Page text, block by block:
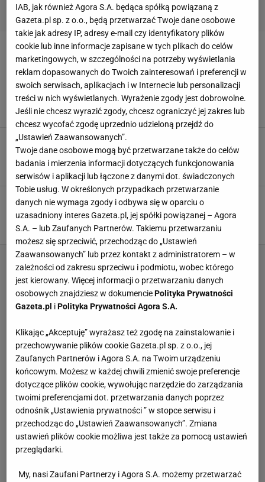
RODRIGO
Cristiano Ronaldo wydał wyrok ws. Złotej Piłki.
Żadnych złudzeń
Hubert Pawlik, 27 GRUDNIA 2024, 21:17
Carlo Ancelotti reaguje na plebiscyt Złotej
Piłki. Jaśniej się nie da
Hubert Pawlik, 29 PAŹDZIERNIKA 2024, 07:16
Real Madryt odpala bombę transferową.
Znaleźli następcę legendy
Hubert Pawlik,24 MAJA 2024, 12:51
IAB, jak również Agora S.A. będąca spółką powiązaną z
Gazeta.pl sp. z o.o., będą przetwarzać Twoje dane osobowe
takie jak adresy IP, adresy e-mail czy identyfikatory plików
cookie lub inne informacje zapisane w tych plikach do celów
marketingowych, w szczególności na potrzeby wyświetlania
reklam dopasowanych do Twoich zainteresowań i preferencji w
swoich serwisach, aplikacjach i w Internecie lub personalizacji
treści w nich wyświetlanych. Wyrażenie zgody jest dobrowolne.
Jeśli nie chcesz wyrazić zgody, chcesz ograniczyć jej zakres lub
chcesz wycofać zgodę uprzednio udzieloną przejdź do
„Ustawień Zaawansowanych”.
Twoje dane osobowe mogą być przetwarzane także do celów
badania i mierzenia informacji dotyczących funkcjonowania
serwisów i aplikacji lub łączone z danymi dot. świadczonych
Tobie usług. W określonych przypadkach przetwarzanie
danych nie wymaga zgody i odbywa się w oparciu o
uzasadniony interes Gazeta.pl, jej spółki powiązanej – Agora
S.A. – lub Zaufanych Partnerów. Takiemu przetwarzaniu
możesz się sprzeciwić, przechodząc do „Ustawień
Zaawansowanych” lub przez kontakt z administratorem – w
zależności od zakresu sprzeciwu i podmiotu, wobec którego
jest kierowany. Więcej informacji o przetwarzaniu danych
osobowych znajdziesz w dokumenciePolityka Prywatności
Gazeta.pl iPolityka Prywatności Agora S.A.
Klikając „Akceptuję” wyrażasz też zgodę na zainstalowanie i
przechowywanie plików cookie Gazeta.pl sp. z o.o., jej
Zaufanych Partnerów i Agora S.A. na Twoim urządzeniu
końcowym. Możesz w każdej chwili zmienić swoje preferencje
dotyczące plików cookie, wywołując narzędzie do zarządzania
twoimi preferencjami dot. przetwarzania danych poprzez
odnośnik „Ustawienia prywatności ” w stopce serwisu i
przechodząc do „Ustawień Zaawansowanych”. Zmiana
ustawień plików cookie możliwa jest także za pomocą ustawień
przeglądarki.
My, nasi Zaufani Partnerzy i Agora S.A. możemy przetwarzać